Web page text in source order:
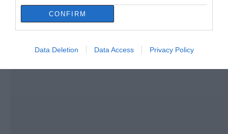
CONFIRM
Data Deletion Data Access Privacy Policy